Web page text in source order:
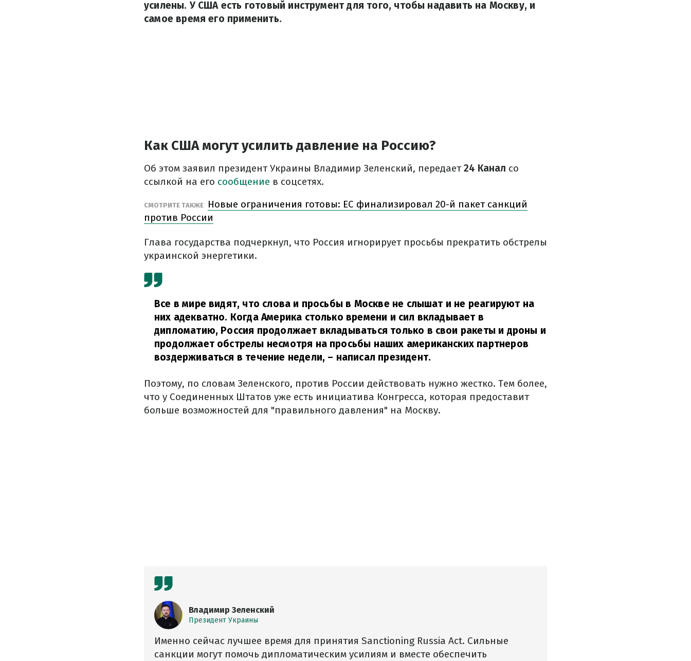
усилены. У США есть готовый инструмент для того, чтобы надавить на Москву, и
самое время его применить.
Как США могут усилить давление на Россию?
Об этом заявил президент Украины Владимир Зеленский, передает24 Канал со
ссылкой на его сообщение в соцсетях.
СМОТРИТЕ ТАКЖЕ
Новые ограничения готовы: ЕС финализировал 20-й пакет санкций
против России
Глава государства подчеркнул, что Россия игнорирует просьбы прекратить обстрелы
украинской энергетики.
Все в мире видят, что слова и просьбы в Москве не слышат и не реагируют на
них адекватно. Когда Америка столько времени и сил вкладывает в
дипломатию, Россия продолжает вкладываться только в свои ракеты и дроны и
продолжает обстрелы несмотря на просьбы наших американских партнеров
воздерживаться в течение недели, – написал президент.
Поэтому, по словам Зеленского, против России действовать нужно жестко. Тем более,
что у Соединенных Штатов уже есть инициатива Конгресса, которая предоставит
больше возможностей для "правильного давления" на Москву.
Владимир Зеленский
Президент Украины
Именно сейчас лучшее время для принятия Sanctioning Russia Act. Сильные
санкции могут помочь дипломатическим усилиям и вместе обеспечить